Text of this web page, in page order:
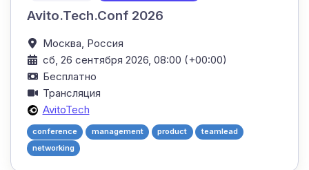
Avito.Tech.Conf 2026
Москва, Россия
сб, 26 сентября 2026, 08:00 (+00:00)
Бесплатно
Трансляция
AvitoTech
conference management product
teamlead
networking